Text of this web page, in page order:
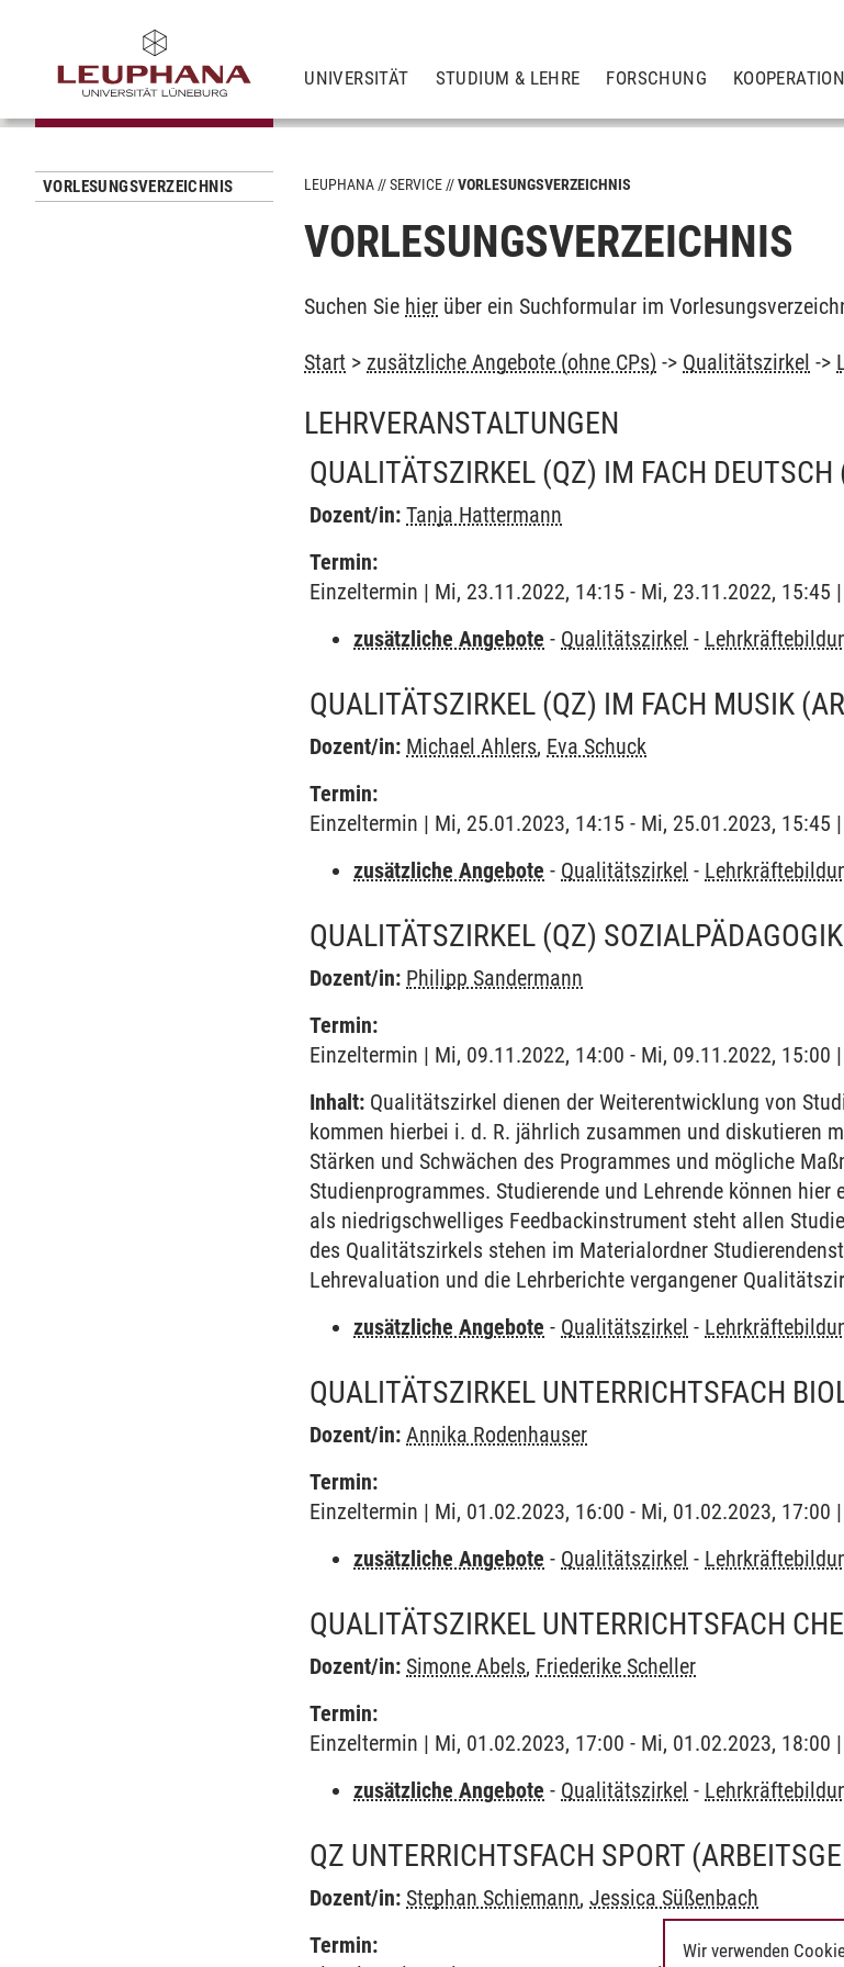
UNIVERSITÄT STUDIUM & LEHRE FORSCHUNG
VORLESUNGSVERZEICHNIS LEUPHANA SERVICE VORLESUNGSVERZEICHNIS
VORLESUNGSVERZEICHNIS
Suchen Sie hier über ein Suchformular im
Start > zusätzliche Angebote (ohne CPs) -> Qualitätszirkel ->
LEHRVERANSTALTUNGEN
QUALITÄTSZIRKEL (QZ) IM FACH DEUTSCH
Dozent/in: Tanja Hattermann
Termin:
Einzeltermin | Mi, 23.11.2022, 14:15 - Mi, 23.11.2022, 15:45
zusätzliche Angebote - Qualitätszirkel -
QUALITÄTSZIRKEL (QZ) IM FACH MUSIK
Dozent/in: Michael Ahlers, Eva Schuck
Termin:
Einzeltermin | Mi, 25.01.2023, 14:15 - Mi, 25.01.2023, 15:45
zusätzliche Angebote - Qualitätszirkel -
QUALITÄTSZIRKEL (QZ) SOZIALPÄDAGOGIK
Dozent/in: Philipp Sandermann
Termin:
Einzeltermin | Mi, 09.11.2022, 14:00 - Mi, 09.11.2022, 15:00
Inhalt: Qualitätszirkel dienen der Weiterentwicklung von
kommen hierbei i. d. R. jährlich zusammen und diskutieren
Stärken und Schwächen des Programmes und mögliche
Studienprogrammes. Studierende und Lehrende können
als niedrigschwelliges Feedbackinstrument steht allen
des Qualitätszirkels stehen im Materialordner
Lehrevaluation und die Lehrberichte vergangener
zusätzliche Angebote - Qualitätszirkel -
QUALITÄTSZIRKEL UNTERRICHTSFACH
Dozent/in: Annika Rodenhauser
Termin:
Einzeltermin | Mi, 01.02.2023, 16:00 - Mi, 01.02.2023, 17:00
zusätzliche Angebote - Qualitätszirkel -
QUALITÄTSZIRKEL UNTERRICHTSFACH
Dozent/in: Simone Abels, Friederike Scheller
Termin:
Einzeltermin | Mi, 01.02.2023, 17:00 - Mi, 01.02.2023, 18:00
zusätzliche Angebote - Qualitätszirkel -
QZ UNTERRICHTSFACH SPORT
Dozent/in: Stephan Schiemann,Jessica Süßenbach
Termin:
Wir verwenden